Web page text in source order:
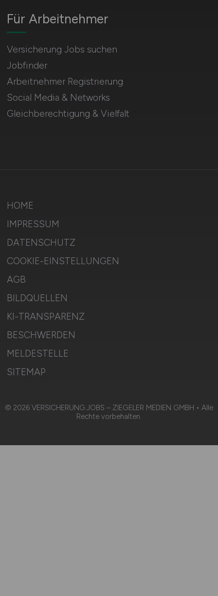
Für Arbeitnehmer
Versicherung Jobs suchen
Jobfinder
Arbeitnehmer Registrierung
Social Media & Networks
Gleichberechtigung & Vielfalt
HOME
IMPRESSUM
DATENSCHUTZ
COOKIE-EINSTELLUNGEN
AGB
BILDQUELLEN
KI-TRANSPARENZ
BESCHWERDEN
MELDESTELLE
SITEMAP
© 2026 VERSICHERUNG.JOBS – ZIEGELER MEDIEN GMBH • Alle
Rechte vorbehalten.